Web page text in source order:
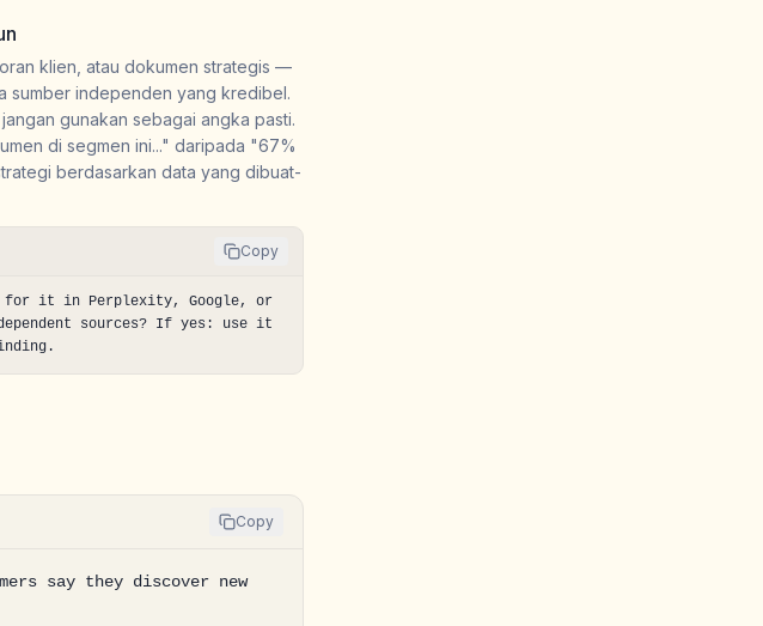
klien, atau dokumen strategis —
sumber independen yang kredibel.
gunakan sebagai angka pasti.
di segmen ini..." daripada "67%
berdasarkan data yang dibuat-
Copy
it in Perplexity, Google, or
sources? If yes: use it
Copy
say they discover new